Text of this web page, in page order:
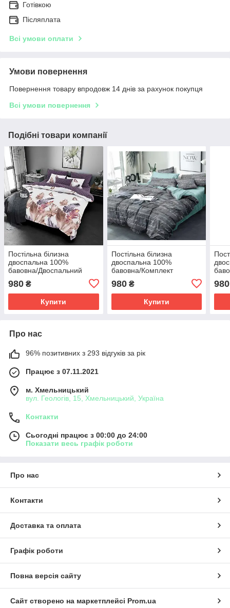
Готівкою
Післяплата
Всі умови оплати
Умови повернення
Повернення товару впродовж 14 днів за рахунок покупця
Всі умови повернення
Подібні товари компанії
Постільна білизна
двоспальна 100%
бавовна/Двоспальний
білизни Бязь gold люкс
980 ₴
Купити
Постільна білизна
двоспальна 100%
бавовна/Комплект
Голд Люкс Лист
980₴
Купити
980
Про нас
96% позитивних з 293 відгуків за рік
Працює з 07.11.2021
м. Хмельницький
вул. Геологів, 15, Хмельницький, Україна
Контакти
Сьогодні працює з 00:00 до 24:00
Показати весь графік роботи
Про нас
Контакти
Доставка та оплата
Графік роботи
Повна версія сайту
Сайт створено на маркетплейсі Prom.ua